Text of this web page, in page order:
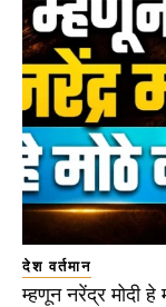
देश वर्तमान
म्हणून नरेंद्र मोदी हे